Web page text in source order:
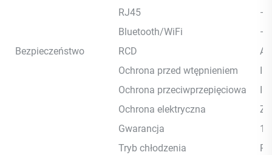
RJ45
—
Bluetooth/WiFi
—
Bezpieczeństwo
RCD
Ochrona przed wtępnieniem
Ochrona przeciwprzepięciowa
Ochrona elektryczna
Gwarancja
Tryb chłodzenia